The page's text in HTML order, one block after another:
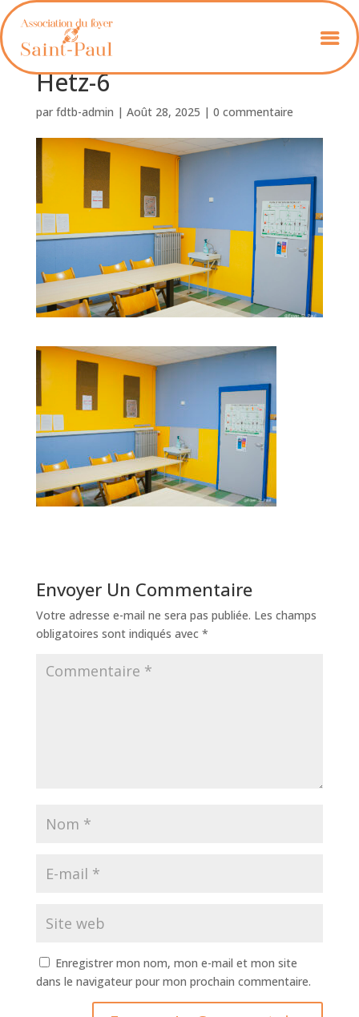
Foyer_St_Paul_Colette
Hetz-6
par fdtb-admin | Août 28, 2025 | 0 commentaire
Envoyer Un Commentaire
Votre adresse e-mail ne sera pas publiée. Les champs
obligatoires sont indiqués avec *
Enregistrer mon nom, mon e-mail et mon site
dans le navigateur pour mon prochain commentaire.